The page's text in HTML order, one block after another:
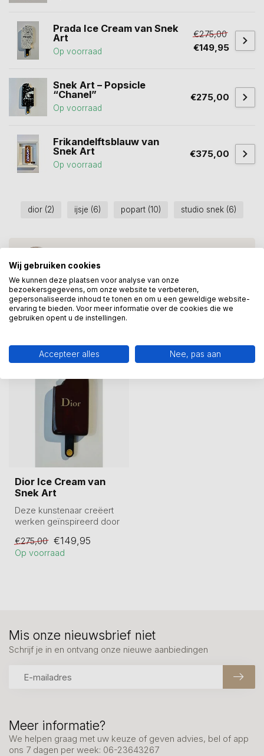
Prada Ice Cream van Snek
Art
Op voorraad
€275,00
€149,95
Snek Art – Popsicle
“Chanel”
Op voorraad
€275,00
Frikandelftsblauw van
Snek Art
Op voorraad
€375,00
dior (2) ijsje (6) popart (10) studio snek (6)
kunstcadeau?
Wij assisteren u graag via 06-23643267
-45%
Dior Ice Cream van
Snek Art
Deze kunstenaar creëert
werken geïnspireerd door
ijsj...
€275,00 €149,95
Op voorraad
Meer informatie?
We helpen graag met uw keuze of geven advies, bel of app
ons 7 dagen per week: 06-23643267
Mis onze nieuwsbrief niet
Schrijf je in en ontvang onze nieuwe aanbiedingen
Wij gebruiken cookies
We kunnen deze plaatsen voor analyse van onze
bezoekersgegevens, om onze website te verbeteren,
gepersonaliseerde inhoud te tonen en om u een geweldige website-
ervaring te bieden. Voor meer informatie over de cookies die we
gebruiken opent u de instellingen.
Accepteer alles Nee, pas aan